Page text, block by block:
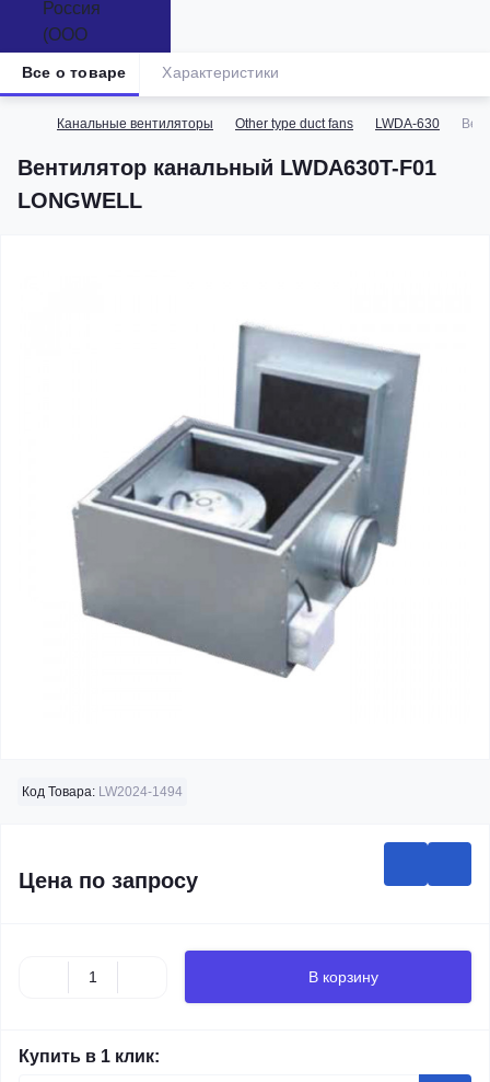
Канальные вентиляторы Other type duct fans LWDA-630
Вентилятор канальный LWDA630T-F01
LONGWELL
Все о товаре Характеристики
Код Товара: LW2024-1494
Цена по запросу
В корзину
Купить в 1 клик: